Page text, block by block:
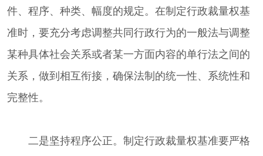
件、程序、种类、幅度的规定。在制定行政裁量权基
准时，要充分考虑调整共同行政行为的一般法与调整
某种具体社会关系或者某一方面内容的单行法之间的
关系，做到相互衔接，确保法制的统一性、系统性和
完整性。
二是坚持程序公正。制定行政裁量权基准要严格